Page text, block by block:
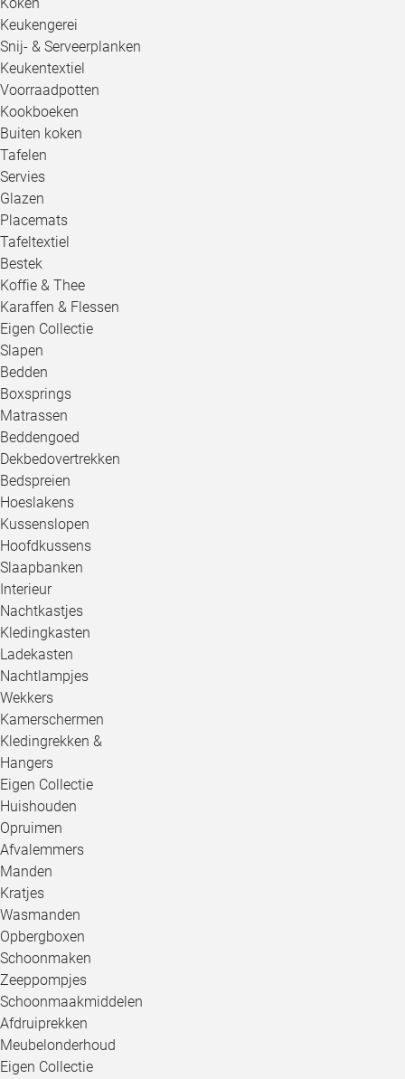
Keukengerei
Snij- & Serveerplanken
Keukentextiel
Voorraadpotten
Kookboeken
Buiten koken
Tafelen
Servies
Glazen
Placemats
Tafeltextiel
Bestek
Koffie & Thee
Karaffen & Flessen
Eigen Collectie
Slapen
Bedden
Boxsprings
Matrassen
Beddengoed
Dekbedovertrekken
Bedspreien
Hoeslakens
Kussenslopen
Hoofdkussens
Slaapbanken
Interieur
Nachtkastjes
Kledingkasten
Ladekasten
Nachtlampjes
Wekkers
Kamerschermen
Kledingrekken &
Hangers
Eigen Collectie
Huishouden
Opruimen
Afvalemmers
Manden
Kratjes
Wasmanden
Opbergboxen
Schoonmaken
Zeeppompjes
Schoonmaakmiddelen
Afdruiprekken
Meubelonderhoud
Eigen Collectie